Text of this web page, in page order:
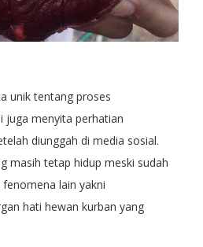
unik tentang proses
juga menyita perhatian
diunggah di media sosial.
masih tetap hidup meski sudah
lain yakni
hati hewan kurban yang